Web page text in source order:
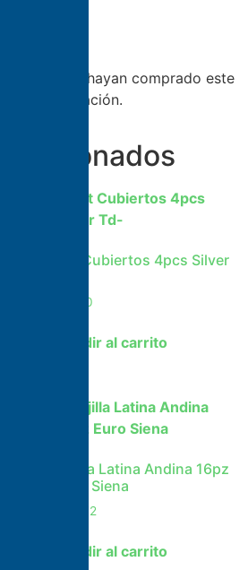
que hayan comprado este
una valoración.
relacionados
Set Cubiertos 4pcs Silver
11,40
Añadir al carrito
Vajilla Latina Andina 16pz
Euro Siena
24,72
Añadir al carrito